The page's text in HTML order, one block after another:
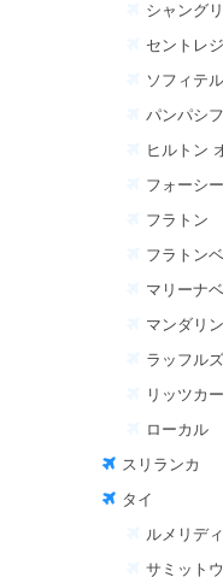
シャング
セントレ
ソフィテ
パンパシ
ヒルトン
フォーシ
フラトン
フラトン
マリーナ
マンダリ
ラッフルズ
リッツカ
ローカル
スリランカ
タイ
ルメリデ
サミット